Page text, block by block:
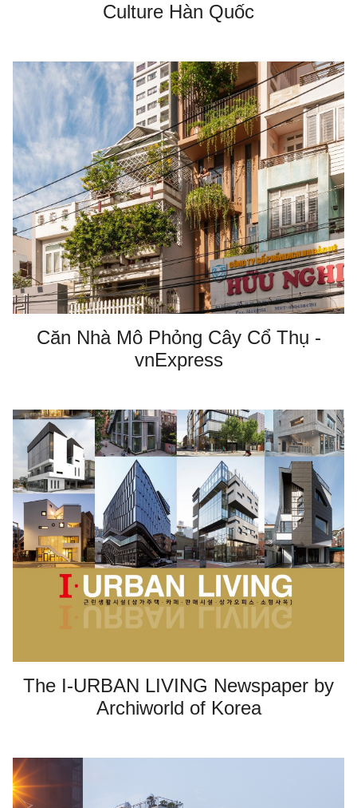
Culture Hàn Quốc
Căn Nhà Mô Phỏng Cây Cổ Thụ -
vnExpress
The I-URBAN LIVING Newspaper by
Archiworld of Korea